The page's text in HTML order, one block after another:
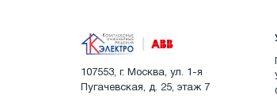
107553, г. Москва, ул. 1-я
Пугачевская, д. 25, этаж 7